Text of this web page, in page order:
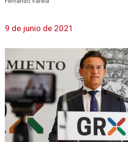
9 de junio de 2021